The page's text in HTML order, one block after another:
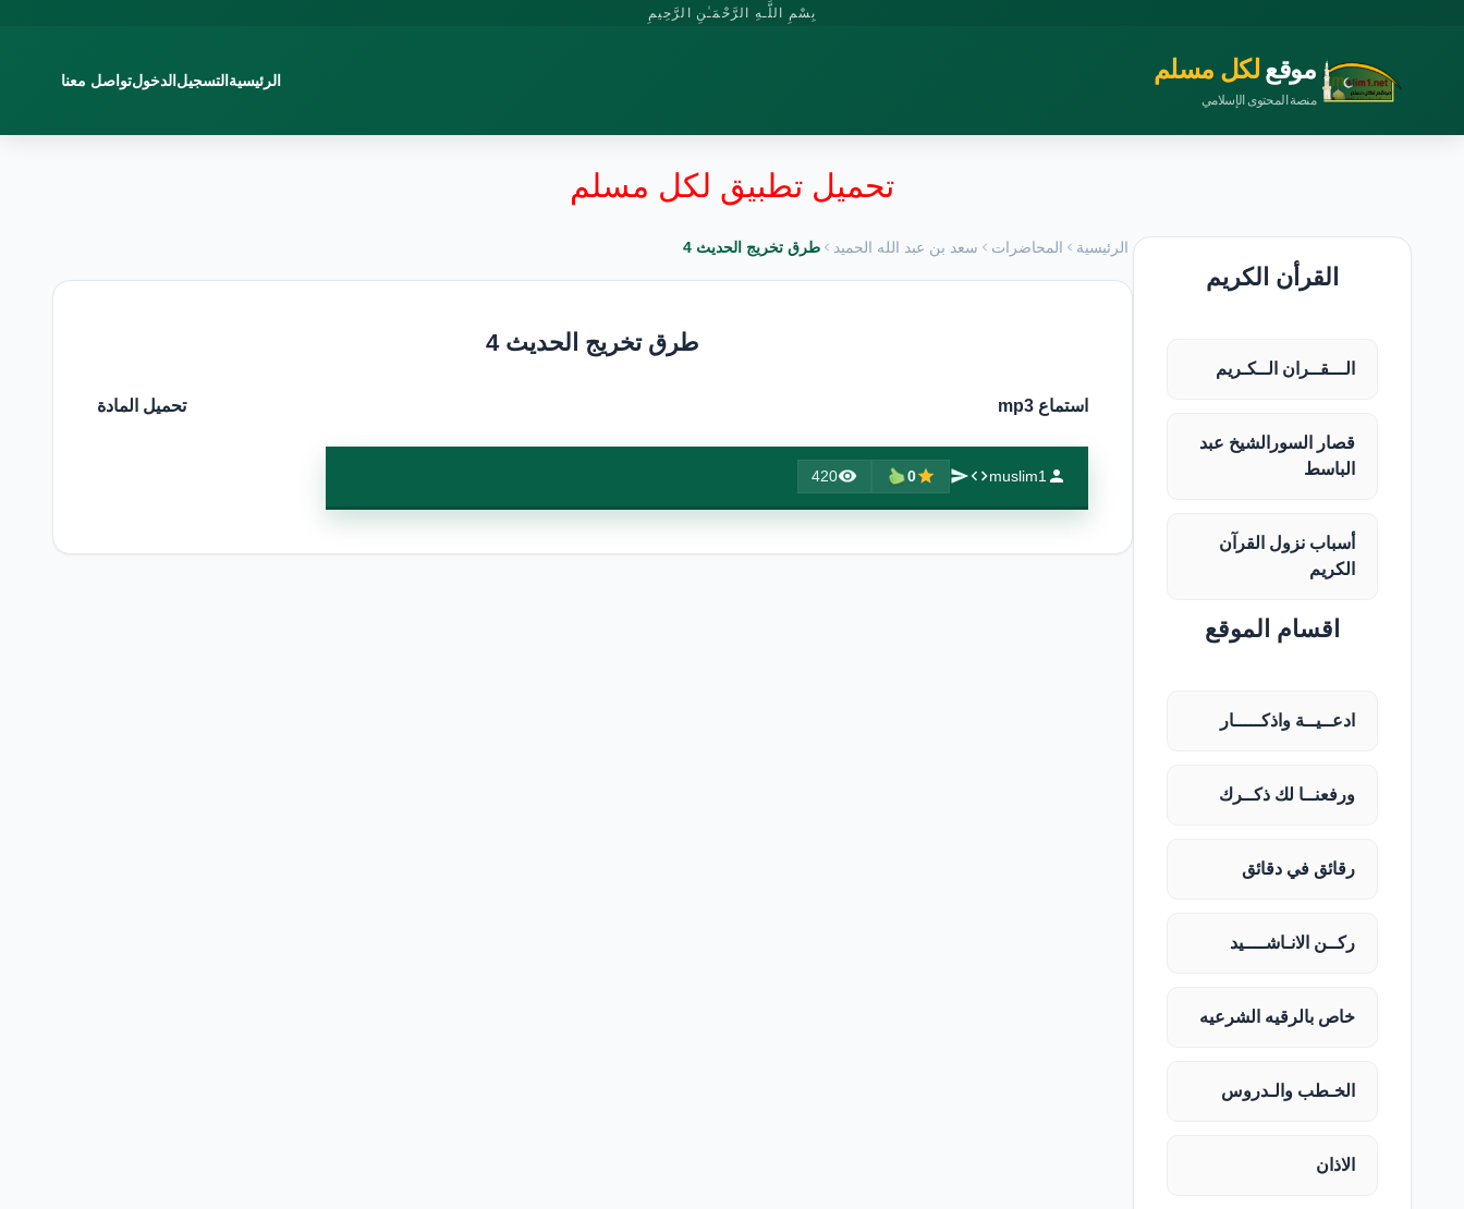
بِسْمِ اللَّـهِ الرَّحْمَـٰنِ الرَّحِيمِ
موقع لكل مسلم
منصة المحتوى الإسلامي
الرئيسية التسجيل الدخولتواصل معنا
تحميل تطبيق لكل مسلم
القرأن الكريم
الـــقــران الــكـريم
قصار السورالشيخ عبد
الباسط
أسباب نزول القرآن
الكريم
اقسام الموقع
ادعــيــة واذكـــــار
ورفعنــا لك ذكــرك
رقائق في دقائق
ركــن الانـاشــــيد
خاص بالرقيه الشرعيه
الخـطب والـدروس
الاذان
الرئيسية المحاضرات سعد بن عبد الله الحميد طرق تخريج الحديث 4
طرق تخريج الحديث 4
استماع mp3 تحميل المادة
muslim1
0
420